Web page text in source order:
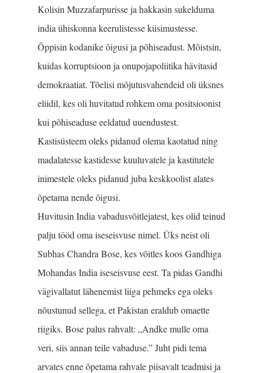
Kolisin Muzzafarpurisse ja hakkasin sukelduma
india ühiskonna keerulistesse küsimustesse.
Õppisin koda­nike õigusi ja põhiseadust. Mõistsin,
kuidas korruptsioon ja onupojapoliitika hävitasid
demokraatiat. Tõelisi mõju­tusvahendeid oli üksnes
eliidil, kes oli huvitatud rohkem oma positsioonist
kui põhiseaduse eeldatud uuen­dustest.
Kastisüsteem oleks pidanud olema kaotatud ning
madalatesse kastidesse kuuluvatele ja kastitutele
inimestele oleks pidanud juba keskkoolist alates
õpetama nende õigusi.
Huvitusin India vabadusvõitlejatest, kes olid teinud
palju tööd oma iseseisvuse nimel. Üks neist oli
Subhas Chandra Bose, kes võitles koos Gandhiga
Mohandas India iseseisvuse eest. Ta pidas Gandhi
vägivallatut lähenemist liiga pehmeks ega oleks
nõustunud sellega, et Pakistan eraldub omaette
riigiks. Bose palus rahvalt: „Andke mulle oma
veri, siis annan teile vabaduse.” Juht pidi tema
arvates enne õpetama rahvale piisavalt teadmisi ja